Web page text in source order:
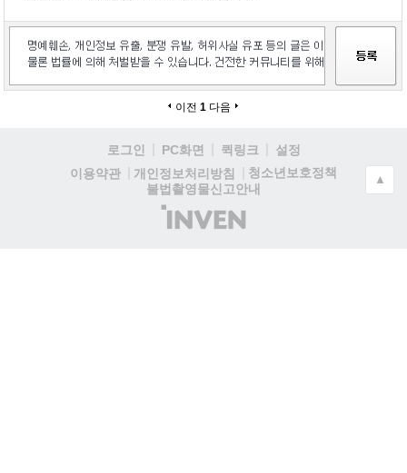
이전 1 다음
로그인 PC화면 퀵링크
설정
이용약관
개인정보처리방침
청소년보호정책
불법촬영물신고안내
(주)
인
▲